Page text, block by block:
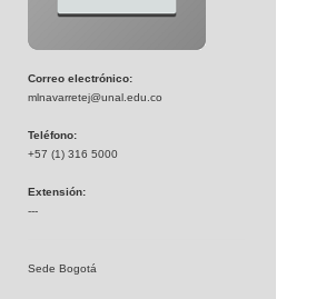
Correo electrónico:
mlnavarretej@unal.edu.co
Teléfono:
+57 (1) 316 5000
Extensión:
---
Sede Bogotá